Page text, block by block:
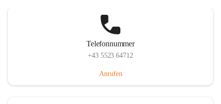
Telefonnummer
+43 5523 64712
Anrufen